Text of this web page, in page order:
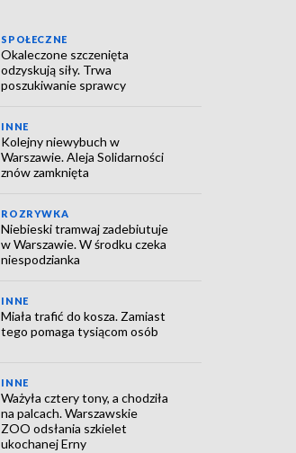
SPOŁECZNE
Okaleczone szczenięta
odzyskują siły. Trwa
poszukiwanie sprawcy
INNE
Kolejny niewybuch w
Warszawie. Aleja Solidarności
znów zamknięta
ROZRYWKA
Niebieski tramwaj zadebiutuje
w Warszawie. W środku czeka
niespodzianka
INNE
Miała trafić do kosza. Zamiast
tego pomaga tysiącom osób
INNE
Ważyła cztery tony, a chodziła
na palcach. Warszawskie
ZOO odsłania szkielet
ukochanej Erny